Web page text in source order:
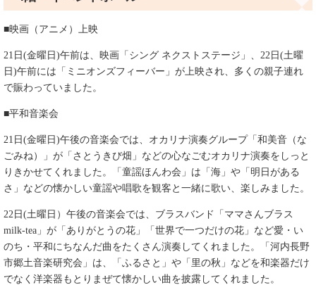
■映画（アニメ）上映
21日(金曜日)午前は、映画「シング ネクストステージ」、22日(土曜
日)午前には「ミニオンズフィーバー」が上映され、多くの親子連れ
で賑わっていました。
■平和音楽会
21日(金曜日)午後の音楽会では、オカリナ演奏グループ「和美音（な
ごみね）」が「さとうきび畑」などの心なごむオカリナ演奏をしっと
りきかせてくれました。「童謡ほんわ会」は「海」や「明日がある
さ」などの懐かしい童謡や唱歌を観客と一緒に歌い、楽しみました。
22日(土曜日）午後の音楽会では、ブラスバンド「ママさんブラス
milk-tea」が「ありがとうの花」「世界で一つだけの花」など愛・い
のち・平和にちなんだ曲をたくさん演奏してくれました。「河内長野
市郷土音楽研究会」は、「ふるさと」や「里の秋」などを和楽器だけ
でなく洋楽器もとりまぜて懐かしい曲を披露してくれました。